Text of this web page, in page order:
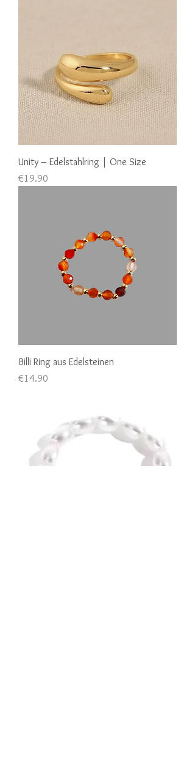
Unity – Edelstahlring | One Size
Price
€19.90
Billi Ring aus Edelsteinen
Price
€14.90